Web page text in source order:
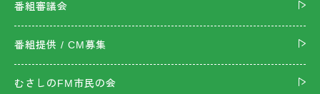
番組審議会
番組提供 / CM募集
むさしのFM市民の会